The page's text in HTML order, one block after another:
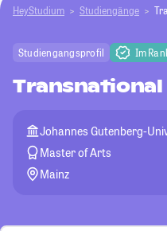
HeyStudium Studiengänge
Studiengangsprofil Im
Transnational
Johannes Gutenberg-
Master of Arts
Mainz